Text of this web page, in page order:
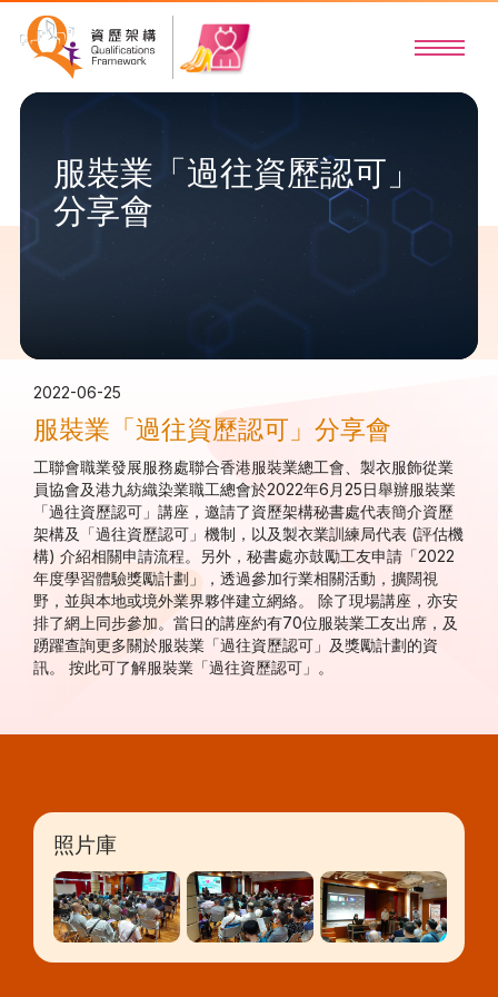
服裝業「過往資歷認可」
分享會
2022-06-25
服裝業「過往資歷認可」分享會
工聯會職業發展服務處聯合香港服裝業總工會、製衣服飾從業
員協會及港九紡織染業職工總會於2022年6月25日舉辦服裝業
「過往資歷認可」講座，邀請了資歷架構秘書處代表簡介資歷
架構及「過往資歷認可」機制，以及製衣業訓練局代表 (評估機
構) 介紹相關申請流程。另外，秘書處亦鼓勵工友申請「2022
年度學習體驗獎勵計劃」，透過參加行業相關活動，擴闊視
野，並與本地或境外業界夥伴建立網絡。 除了現場講座，亦安
排了網上同步參加。當日的講座約有70位服裝業工友出席，及
踴躍查詢更多關於服裝業「過往資歷認可」及獎勵計劃的資
訊。 按此可了解服裝業「過往資歷認可」。
照片庫